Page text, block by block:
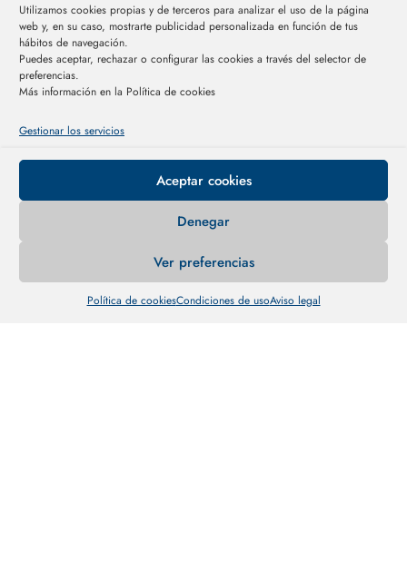
Utilizamos cookies propias y de terceros para analizar el uso de la página
web y, en su caso, mostrarte publicidad personalizada en función de tus
hábitos de navegación.
Puedes aceptar, rechazar o configurar las cookies a través del selector de
preferencias.
Más información en la Política de cookies
Gestionar los servicios
Aceptar cookies
Denegar
Ver preferencias
Política de cookiesCondiciones de usoAviso legal
Compromiso de mejora
CAEXRECICLAJEse compromete a alcanzar elnivel AA de WCAG
2.1, adoptando también ciertos criterios AAA para mejorar la
experiencia de usuario.
(Sistema Inteligente para la digitalización del reciclaje).